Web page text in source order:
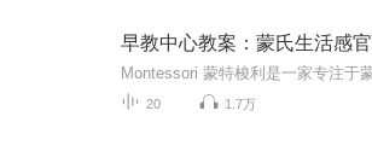
20 1.7万